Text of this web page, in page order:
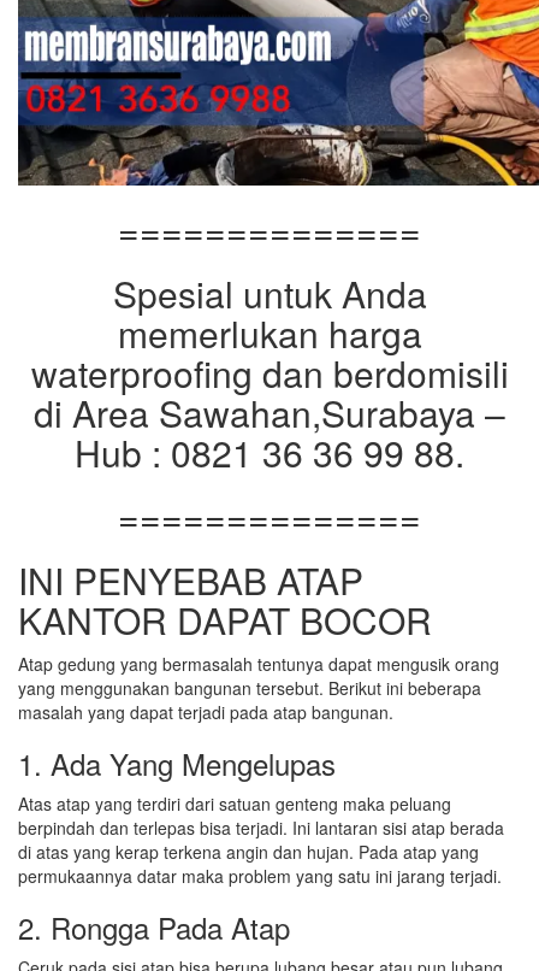
==============
Spesial untuk Anda
memerlukan harga
waterproofing dan berdomisili
di Area Sawahan,Surabaya –
Hub : 0821 36 36 99 88.
==============
INI PENYEBAB ATAP
KANTOR DAPAT BOCOR
Atap gedung yang bermasalah tentunya dapat mengusik orang
yang menggunakan bangunan tersebut. Berikut ini beberapa
masalah yang dapat terjadi pada atap bangunan.
1. Ada Yang Mengelupas
Atas atap yang terdiri dari satuan genteng maka peluang
berpindah dan terlepas bisa terjadi. Ini lantaran sisi atap berada
di atas yang kerap terkena angin dan hujan. Pada atap yang
permukaannya datar maka problem yang satu ini jarang terjadi.
2. Rongga Pada Atap